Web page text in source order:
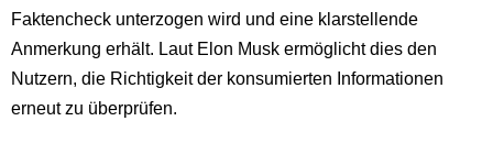
Faktencheck unterzogen wird und eine klarstellende
Anmerkung erhält. Laut Elon Musk ermöglicht dies den
Nutzern, die Richtigkeit der konsumierten Informationen
erneut zu überprüfen.